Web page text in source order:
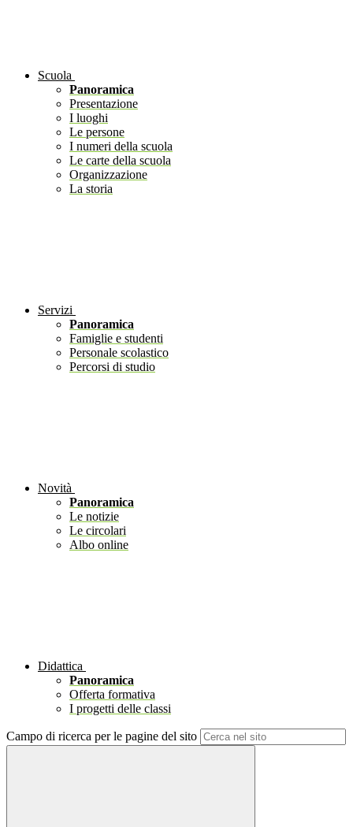
Scuola
Panoramica
Presentazione
I luoghi
Le persone
I numeri della scuola
Le carte della scuola
Organizzazione
La storia
Servizi
Panoramica
Famiglie e studenti
Personale scolastico
Percorsi di studio
Novità
Panoramica
Le notizie
Le circolari
Albo online
Didattica
Panoramica
Offerta formativa
I progetti delle classi
Campo di ricerca per le pagine del sito